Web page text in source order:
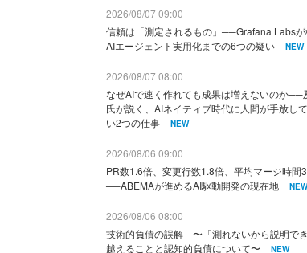
2026/08/07 09:00
信頼は「測定されるもの」──Grafana Labsが
AIエージェント実用化までの6つの疑い
NEW
2026/08/07 08:00
なぜAIで速く作れても成果は増えないのか──
氏が説く、AIネイティブ時代に人間が手放し
い2つの仕事
NEW
2026/08/06 09:00
PR数1.6倍、変更行数1.8倍、平均マージ時間
──ABEMAが進めるAI駆動開発の現在地
NEW
2026/08/06 08:00
技術的負債の誤解 〜「測れないから説明で
越えることと認知的負債について〜
NEW